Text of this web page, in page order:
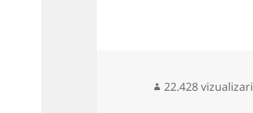
22.428 vizualizari